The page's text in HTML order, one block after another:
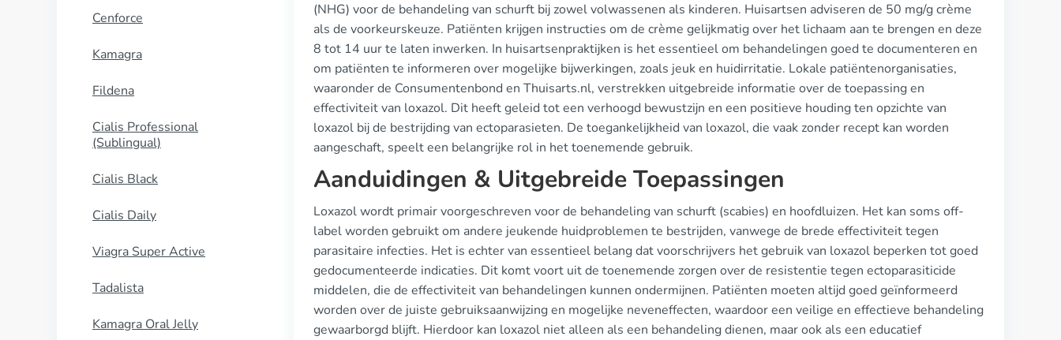
Cenforce
Kamagra
Fildena
Cialis Professional
(Sublingual)
Cialis Black
Cialis Daily
Viagra Super Active
Tadalista
Kamagra Oral Jelly
(NHG) voor de behandeling van schurft bij zowel volwassenen als kinderen. Huisartsen adviseren de 50 mg/g crème
als de voorkeurskeuze. Patiënten krijgen instructies om de crème gelijkmatig over het lichaam aan te brengen en deze
8 tot 14 uur te laten inwerken. In huisartsenpraktijken is het essentieel om behandelingen goed te documenteren en
om patiënten te informeren over mogelijke bijwerkingen, zoals jeuk en huidirritatie. Lokale patiëntenorganisaties,
waaronder de Consumentenbond en Thuisarts.nl, verstrekken uitgebreide informatie over de toepassing en
effectiviteit van loxazol. Dit heeft geleid tot een verhoogd bewustzijn en een positieve houding ten opzichte van
loxazol bij de bestrijding van ectoparasieten. De toegankelijkheid van loxazol, die vaak zonder recept kan worden
aangeschaft, speelt een belangrijke rol in het toenemende gebruik.
Aanduidingen & Uitgebreide Toepassingen
Loxazol wordt primair voorgeschreven voor de behandeling van schurft (scabies) en hoofdluizen. Het kan soms off-
label worden gebruikt om andere jeukende huidproblemen te bestrijden, vanwege de brede effectiviteit tegen
parasitaire infecties. Het is echter van essentieel belang dat voorschrijvers het gebruik van loxazol beperken tot goed
gedocumenteerde indicaties. Dit komt voort uit de toenemende zorgen over de resistentie tegen ectoparasiticide
middelen, die de effectiviteit van behandelingen kunnen ondermijnen. Patiënten moeten altijd goed geïnformeerd
worden over de juiste gebruiksaanwijzing en mogelijke neveneffecten, waardoor een veilige en effectieve behandeling
gewaarborgd blijft. Hierdoor kan loxazol niet alleen als een behandeling dienen, maar ook als een educatief